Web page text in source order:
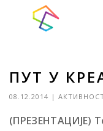
ПУТ У
08.12.2014 |
(ПРЕЗЕНТАЦИЈЕ)